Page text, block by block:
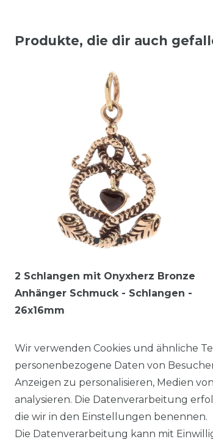
Produkte, die dir auch
2 Schlangen mit Onyxherz Bronze
Anhänger Schmuck - Schlangen -
26x16mm
Wir verwenden Cookies und ähnliche
personenbezogene Daten von
Anzeigen zu personalisieren, Medien
analysieren. Die Datenverarbeitung
die wir in den Einstellungen benennen.
Die Datenverarbeitung kann mit